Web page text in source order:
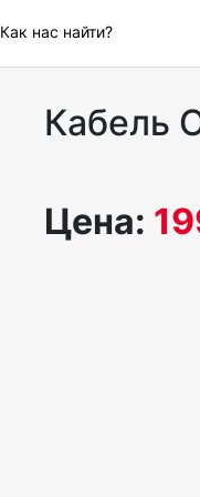
Как нас найти?
Кабель
Цена: